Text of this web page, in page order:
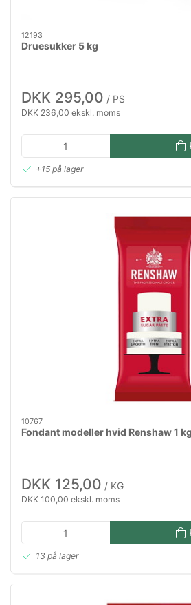
12193
Druesukker 5 kg
DKK 295,00 / PS
DKK 236,00 ekskl. moms
+15 på lager
10767
Fondant modeller hvid Renshaw 1 kg
DKK 125,00 / KG
DKK 100,00 ekskl. moms
13 på lager